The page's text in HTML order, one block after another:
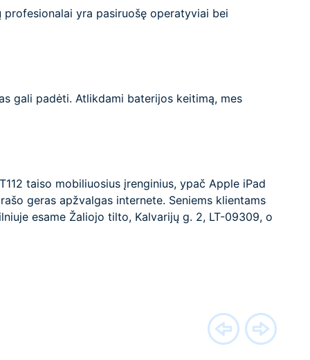
yra pasiruošę operatyviai bei
gali padėti. Atlikdami baterijos keitimą, mes
taiso mobiliuosius įrenginius, ypač Apple iPad
geras apžvalgas internete. Seniems klientams
esame Žaliojo tilto, Kalvarijų g. 2, LT-09309, o